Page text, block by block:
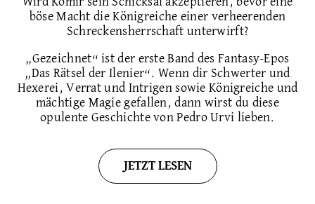
böse Macht die Königreiche einer verheerenden
Schreckensherrschaft unterwirft?
„Gezeichnet“ ist der erste Band des Fantasy-Epos
„Das Rätsel der Ilenier“. Wenn dir Schwerter und
Hexerei, Verrat und Intrigen sowie Königreiche und
mächtige Magie gefallen, dann wirst du diese
opulente Geschichte von Pedro Urvi lieben.
JETZT LESEN